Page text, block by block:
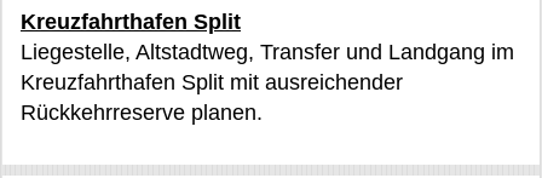
Kreuzfahrthafen Split
Liegestelle, Altstadtweg, Transfer und Landgang im
Kreuzfahrthafen Split mit ausreichender
Rückkehrreserve planen.